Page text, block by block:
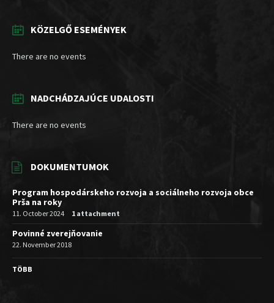
KÖZELGŐ ESEMÉNYEK
There are no events
NADCHÁDZAJÚCE UDALOSTI
There are no events
DOKUMENTUMOK
Program hospodárskeho rozvoja a sociálneho rozvoja obce
Prša na roky
11. October 2024 1 attachment
Povinné zverejňovanie
22. November 2018
TÖBB